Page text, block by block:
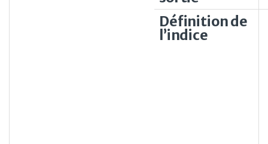
Définition de
l’indice